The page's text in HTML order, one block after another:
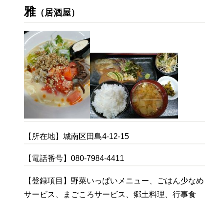
雅 （居酒屋）
【所在地】城南区田島4-12-15
【電話番号】080-7984-4411
【登録項目】野菜いっぱいメニュー、ごはん少なめ
サービス、まごころサービス、郷土料理、行事食